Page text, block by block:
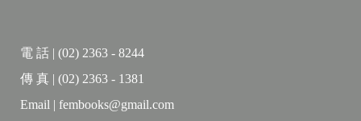
電 話 | (02) 2363 - 8244
傳 真 | (02) 2363 - 1381
Email | fembooks@gmail.com